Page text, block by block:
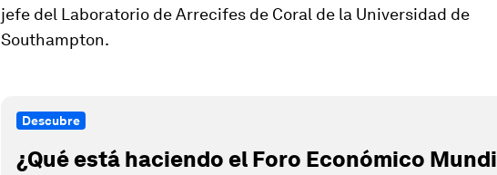
jefe del Laboratorio de Arrecifes de Coral de la Universidad de
Southampton.
Descubre
¿Qué está haciendo el Foro Económico